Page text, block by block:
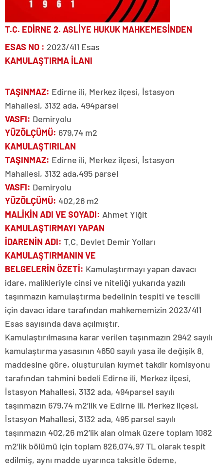
T.C. EDİRNE 2. ASLİYE HUKUK MAHKEMESİNDEN
ESAS NO : 2023/411 Esas
KAMULAŞTIRMA İLANI
TAŞINMAZ: Edirne ili, Merkez ilçesi, İstasyon
Mahallesi, 3132 ada, 494parsel
VASFI: Demiryolu
YÜZÖLÇÜMÜ: 679,74 m2
KAMULAŞTIRILAN
TAŞINMAZ: Edirne ili, Merkez ilçesi, İstasyon
Mahallesi, 3132 ada,495 parsel
VASFI: Demiryolu
YÜZÖLÇÜMÜ: 402,26 m2
MALİKİN ADI VE SOYADI: Ahmet Yiğit
KAMULAŞTIRMAYI YAPAN
İDARENİN ADI: T.C. Devlet Demir Yolları
KAMULAŞTIRMANIN VE
BELGELERİN ÖZETİ: Kamulaştırmayı yapan davacı
idare, malikleriyle cinsi ve niteliği yukarıda yazılı
taşınmazın kamulaştırma bedelinin tespiti ve tescili
için davacı idare tarafından mahkememizin 2023/411
Esas sayısında dava açılmıştır.
Kamulaştırılmasına karar verilen taşınmazın 2942 sayılı
kamulaştırma yasasının 4650 sayılı yasa ile değişik 8.
maddesine göre, oluşturulan kıymet takdir komisyonu
tarafından tahmini bedeli Edirne ili, Merkez ilçesi,
İstasyon Mahallesi, 3132 ada, 494parsel sayılı
taşınmazın 679,74 m2’lik ve Edirne ili, Merkez ilçesi,
İstasyon Mahallesi, 3132 ada, 495 parsel sayılı
taşınmazın 402,26 m2’lik alan olmak üzere toplam 1082
m2’lik bölümü için toplam 826.074,97 TL olarak tespit
edilmiş, aynı madde uyarınca taksitle ödeme,